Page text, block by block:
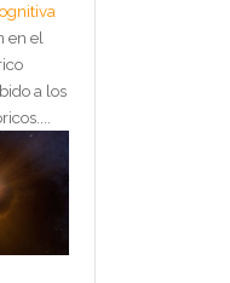
en el
a los